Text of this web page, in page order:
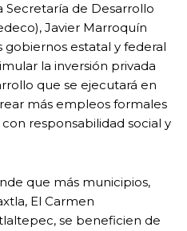
Secretaría de Desarrollo
Javier Marroquín
estatal y federal
la inversión privada
que se ejecutará en
más empleos formales
responsabilidad social y
que más municipios,
El Carmen
se beneficien de